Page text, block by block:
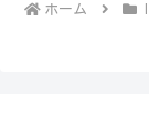
ホーム